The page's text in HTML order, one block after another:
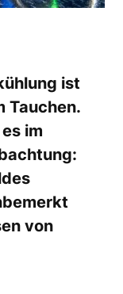
ist
Tauchen.
im
von